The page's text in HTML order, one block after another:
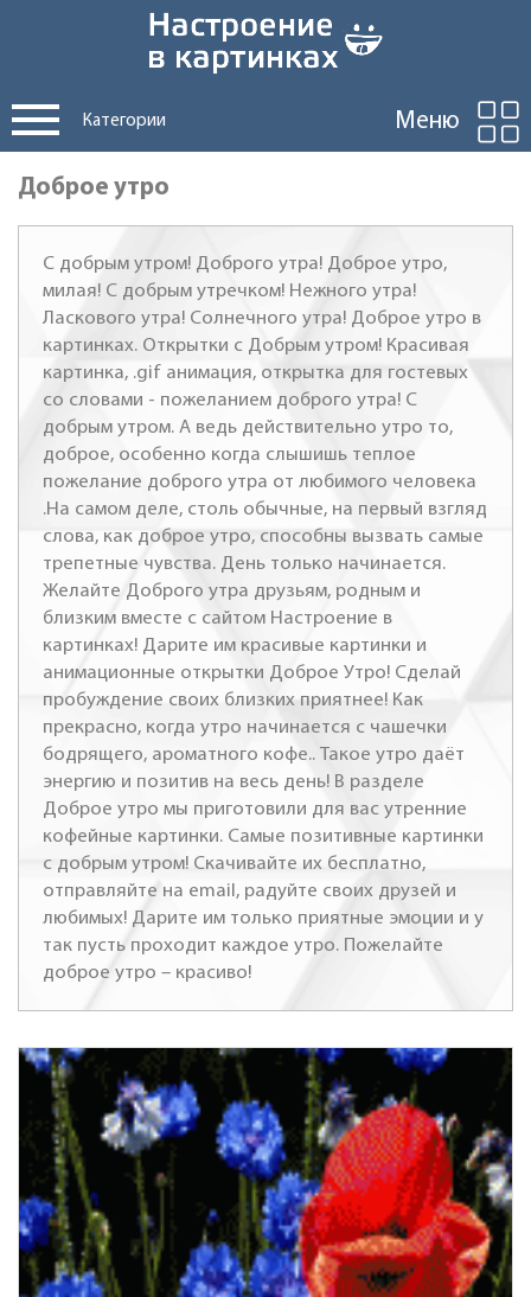
Категории Меню
Доброе утро
С добрым утром! Доброго утра! Доброе утро,
милая! С добрым утречком! Нежного утра!
Ласкового утра! Солнечного утра! Доброе утро в
картинках. Открытки с Добрым утром! Красивая
картинка, .gif анимация, открытка для гостевых
со словами - пожеланием доброго утра! С
добрым утром. А ведь действительно утро то,
доброе, особенно когда слышишь теплое
пожелание доброго утра от любимого человека
.На самом деле, столь обычные, на первый взгляд
слова, как доброе утро, способны вызвать самые
трепетные чувства. День только начинается.
Желайте Доброго утра друзьям, родным и
близким вместе с сайтом Настроение в
картинках! Дарите им красивые картинки и
анимационные открытки Доброе Утро! Сделай
пробуждение своих близких приятнее! Как
прекрасно, когда утро начинается с чашечки
бодрящего, ароматного кофе.. Такое утро даёт
энергию и позитив на весь день! В разделе
Доброе утро мы приготовили для вас утренние
кофейные картинки. Самые позитивные картинки
с добрым утром! Скачивайте их бесплатно,
отправляйте на email, радуйте своих друзей и
любимых! Дарите им только приятные эмоции и у
так пусть проходит каждое утро. Пожелайте
доброе утро – красиво!